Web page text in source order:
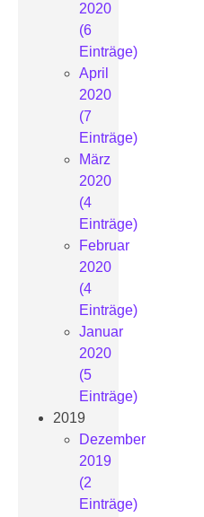
2020
(6
Einträge)
April
2020
(7
Einträge)
März
2020
(4
Einträge)
Februar
2020
(4
Einträge)
Januar
2020
(5
Einträge)
2019
Dezember
2019
(2
Einträge)